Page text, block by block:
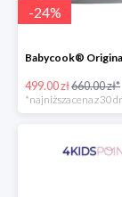
-24%
499.00 zł660.00 zł*